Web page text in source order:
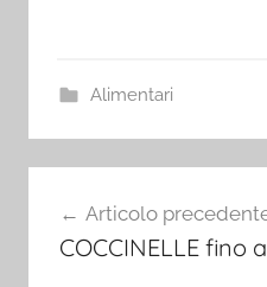
Alimentari
articoli
Articolo
COCCINELLE fino